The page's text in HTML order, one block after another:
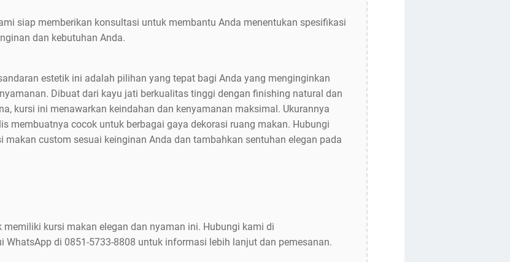
siap memberikan konsultasi untuk membantu Anda menentukan spesifikasi
dan kebutuhan Anda.
estetik ini adalah pilihan yang tepat bagi Anda yang menginginkan
Dibuat dari kayu jati berkualitas tinggi dengan finishing natural dan
kursi ini menawarkan keindahan dan kenyamanan maksimal. Ukurannya
membuatnya cocok untuk berbagai gaya dekorasi ruang makan. Hubungi
makan custom sesuai keinginan Anda dan tambahkan sentuhan elegan pada
kursi makan elegan dan nyaman ini. Hubungi kami di
WhatsApp di 0851-5733-8808 untuk informasi lebih lanjut dan pemesanan.